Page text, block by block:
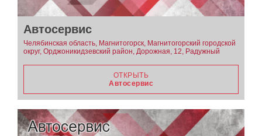
Автосервис
Челябинская область, Магнитогорск, Магнитогорский городской
округ, Орджоникидзевский район, Дорожная, 12, Радужный
ОТКРЫТЬ
Автосервис